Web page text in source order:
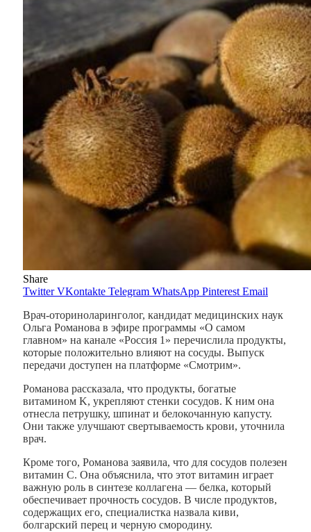
Share
Twitter VKontakte Telegram WhatsApp Pinterest Email
Врач-оториноларинголог, кандидат медицинских наук
Ольга Романова в эфире программы «О самом
главном» на канале «Россия 1» перечислила продукты,
которые положительно влияют на сосуды. Выпуск
передачи доступен на платформе «Смотрим».
Романова рассказала, что продукты, богатые
витамином K, укрепляют стенки сосудов. К ним она
отнесла петрушку, шпинат и белокочанную капусту.
Они также улучшают свертываемость крови, уточнила
врач.
Кроме того, Романова заявила, что для сосудов полезен
витамин С. Она объяснила, что этот витамин играет
важную роль в синтезе коллагена — белка, который
обеспечивает прочность сосудов. В числе продуктов,
содержащих его, специалистка назвала киви,
болгарский перец и черную смородину.